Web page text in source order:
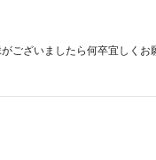
ございましたら何卒宜しくお